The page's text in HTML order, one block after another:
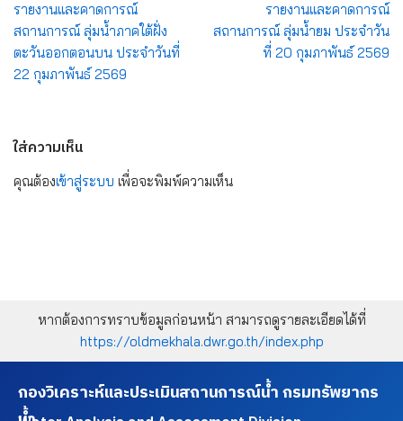
รายงานและคาดการณ์
สถานการณ์ ลุ่มน้ำภาคใต้ฝั่ง
ตะวันออกตอนบน ประจำวันที่
22 กุมภาพันธ์ 2569
รายงานและคาดการณ์
สถานการณ์ ลุ่มน้ำยม ประจำวัน
ที่ 20 กุมภาพันธ์ 2569
ใส่ความเห็น
คุณต้องเข้าสู่ระบบ เพื่อจะพิมพ์ความเห็น
หากต้องการทราบข้อมูลก่อนหน้า สามารถดูรายละเอียดได้ที่
https://oldmekhala.dwr.go.th/index.php
กองวิเคราะห์และประเมินสถานการณ์น้ำ กรมทรัพยากร